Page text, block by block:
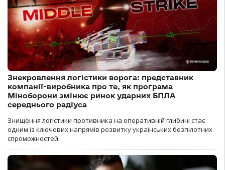
Знекровлення логістики ворога: представник
компанії-виробника про те, як програма
Міноборони змінює ринок ударних БПЛА
середнього радіуса
Знищення логістики противника на оперативній глибині стає
одним із ключових напрямів розвитку українських безпілотних
спроможностей.